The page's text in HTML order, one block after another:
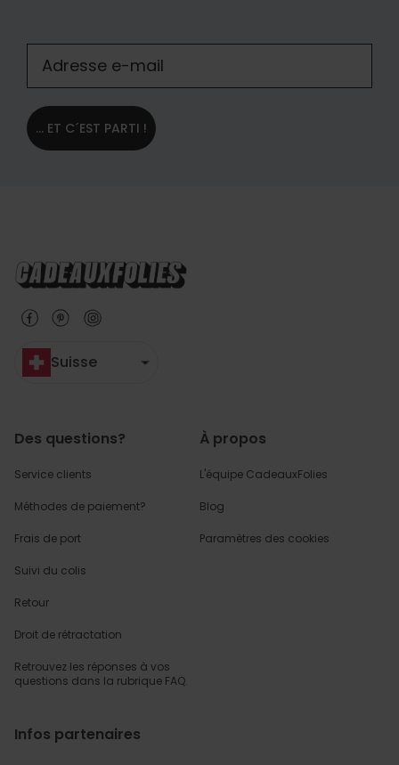
... ET C´EST PARTI !
Suisse
Des questions?
Service clients
Méthodes de paiement?
Frais de port
Suivi du colis
Retour
Droit de rétractation
Retrouvez les réponses à vos
questions dans la rubrique FAQ.
À propos
L'équipe CadeauxFolies
Blog
Paramètres des cookies
Infos partenaires